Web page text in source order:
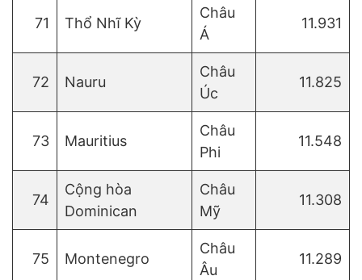
71 Thổ Nhĩ Kỳ
Châu
Á
11.931
72 Nauru
Châu
Úc
11.825
73 Mauritius
Châu
Phi
11.548
74
Cộng hòa
Dominican
Châu
Mỹ
11.308
75 Montenegro
Châu
Âu
11.289